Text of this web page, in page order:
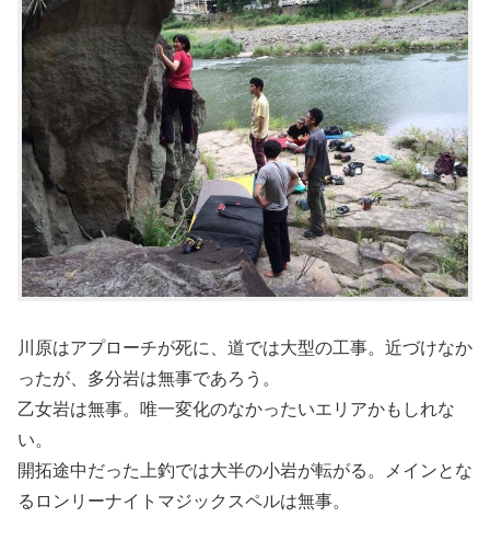
川原はアプローチが死に、道では大型の工事。近づけなか
ったが、多分岩は無事であろう。
乙女岩は無事。唯一変化のなかったいエリアかもしれな
い。
開拓途中だった上釣では大半の小岩が転がる。メインとな
るロンリーナイトマジックスペルは無事。